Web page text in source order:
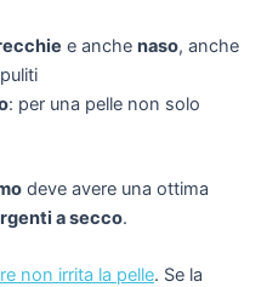
e anche naso, anche
: per una pelle non solo
deve avere una ottima
a secco.
non irrita la pelle. Se la